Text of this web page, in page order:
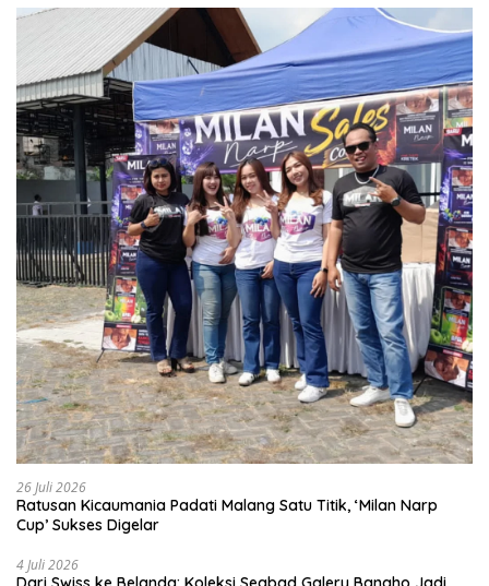
26 Juli 2026
Ratusan Kicaumania Padati Malang Satu Titik, ‘Milan Narp
Cup’ Sukses Digelar
4 Juli 2026